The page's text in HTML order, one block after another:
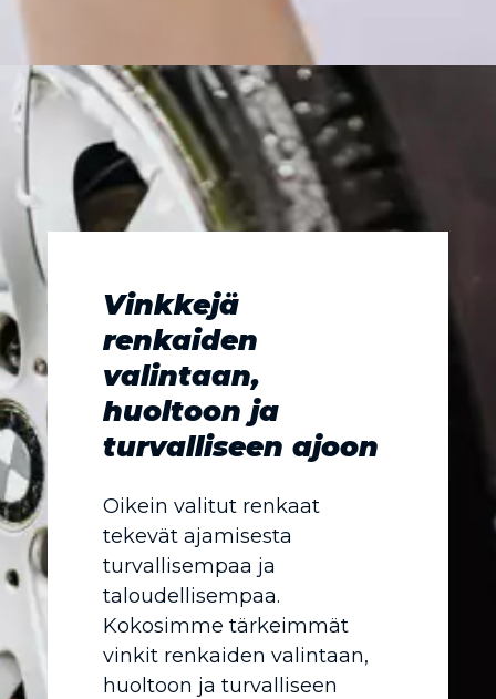
Vinkkejä
renkaiden
valintaan,
huoltoon ja
turvalliseen ajoon
Oikein valitut renkaat
tekevät ajamisesta
turvallisempaa ja
taloudellisempaa.
Kokosimme tärkeimmät
vinkit renkaiden valintaan,
huoltoon ja turvalliseen